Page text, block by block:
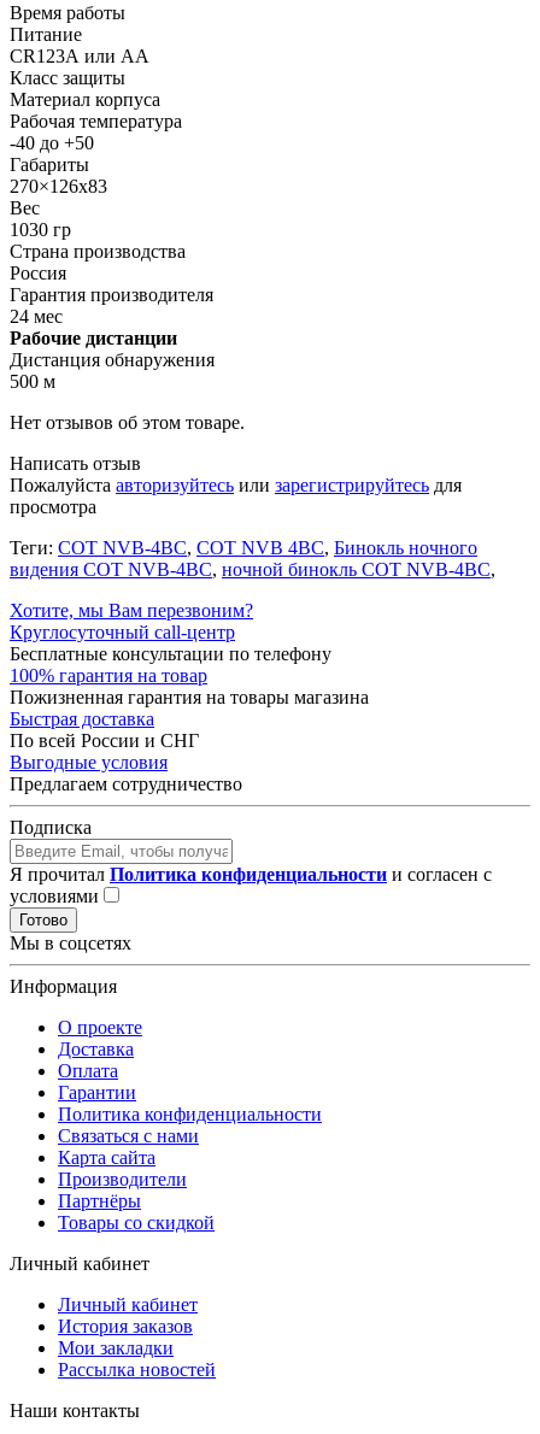
Время работы
Питание
CR123А или АА
Класс защиты
Материал корпуса
Рабочая температура
-40 до +50
Габариты
270×126х83
Вес
1030 гр
Страна производства
Роcсия
Гарантия производителя
24 мес
Рабочие дистанции
Дистанция обнаружения
500 м
Нет отзывов об этом товаре.
Написать отзыв
Пожалуйста авторизуйтесь или зарегистрируйтесь для
просмотра
Теги: СОТ NVB-4ВС, СОТ NVB 4ВС, Бинокль ночного
видения СОТ NVB-4ВС, ночной бинокль СОТ NVB-4ВС,
Хотите, мы Вам перезвоним?
Круглосуточный call-центр
Бесплатные консультации по телефону
100% гарантия на товар
Пожизненная гарантия на товары магазина
Быстрая доставка
По всей России и СНГ
Выгодные условия
Предлагаем сотрудничество
Подписка
Я прочитал Политика конфиденциальности и согласен с
условиями
Готово
Мы в соцсетях
Информация
О проекте
Доставка
Оплата
Гарантии
Политика конфиденциальности
Связаться с нами
Карта сайта
Производители
Партнёры
Товары со скидкой
Личный кабинет
Личный кабинет
История заказов
Мои закладки
Рассылка новостей
Наши контакты